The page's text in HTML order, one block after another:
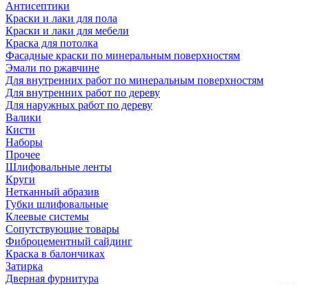
Антисептики
Краски и лаки для пола
Краски и лаки для мебели
Краска для потолка
Фасадные краски по минеральным поверхностям
Эмали по ржавчине
Для внутренних работ по минеральным поверхностям
Для внутренних работ по дереву
Для наружных работ по дереву
Валики
Кисти
Наборы
Прочее
Шлифовальные ленты
Круги
Нетканный абразив
Губки шлифовальные
Клеевые системы
Сопутствующие товары
Фиброцементный сайдинг
Краска в балончиках
Затирка
Дверная фурнитура